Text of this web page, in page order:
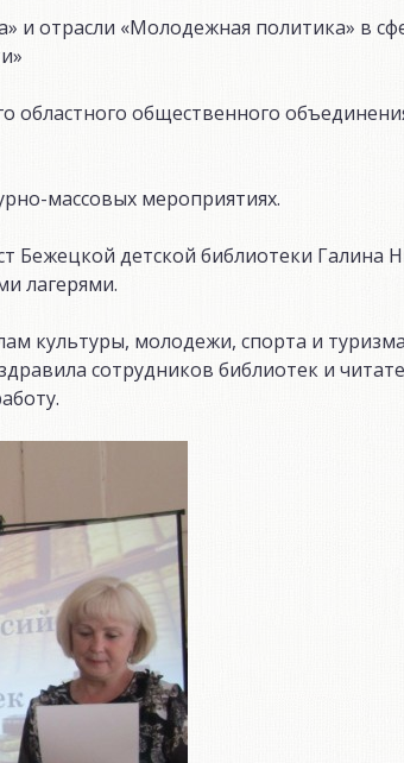
и отрасли «Молодежная политика» в
общественного
массовых мероприятиях.
Бежецкой детской библиотеки Галина
лагерями.
культуры, молодежи, спорта и
сотрудников библиотек и